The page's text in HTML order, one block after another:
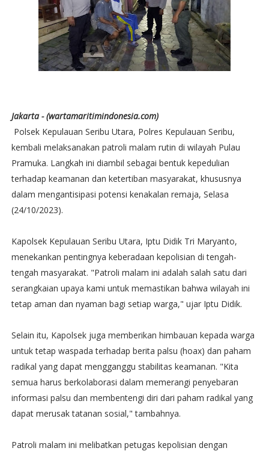
Jakarta - (wartamaritimindonesia.com)
Polsek Kepulauan Seribu Utara, Polres Kepulauan Seribu,
kembali melaksanakan patroli malam rutin di wilayah Pulau
Pramuka. Langkah ini diambil sebagai bentuk kepedulian
terhadap keamanan dan ketertiban masyarakat, khususnya
dalam mengantisipasi potensi kenakalan remaja, Selasa
(24/10/2023).
Kapolsek Kepulauan Seribu Utara, Iptu Didik Tri Maryanto,
menekankan pentingnya keberadaan kepolisian di tengah-
tengah masyarakat. "Patroli malam ini adalah salah satu dari
serangkaian upaya kami untuk memastikan bahwa wilayah ini
tetap aman dan nyaman bagi setiap warga," ujar Iptu Didik.
Selain itu, Kapolsek juga memberikan himbauan kepada warga
untuk tetap waspada terhadap berita palsu (hoax) dan paham
radikal yang dapat mengganggu stabilitas keamanan. "Kita
semua harus berkolaborasi dalam memerangi penyebaran
informasi palsu dan membentengi diri dari paham radikal yang
dapat merusak tatanan sosial," tambahnya.
Patroli malam ini melibatkan petugas kepolisian dengan